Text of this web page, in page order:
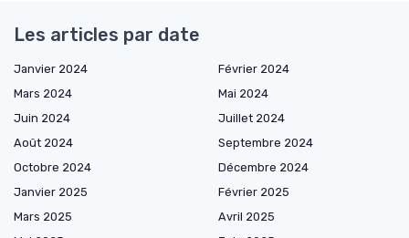
Les articles par date
Janvier 2024
Février 2024
Mars 2024
Mai 2024
Juin 2024
Juillet 2024
Août 2024
Septembre 2024
Octobre 2024
Décembre 2024
Janvier 2025
Février 2025
Mars 2025
Avril 2025